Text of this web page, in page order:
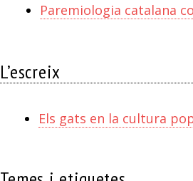
Paremiologia catalana
L’escreix
Els gats en la cultura